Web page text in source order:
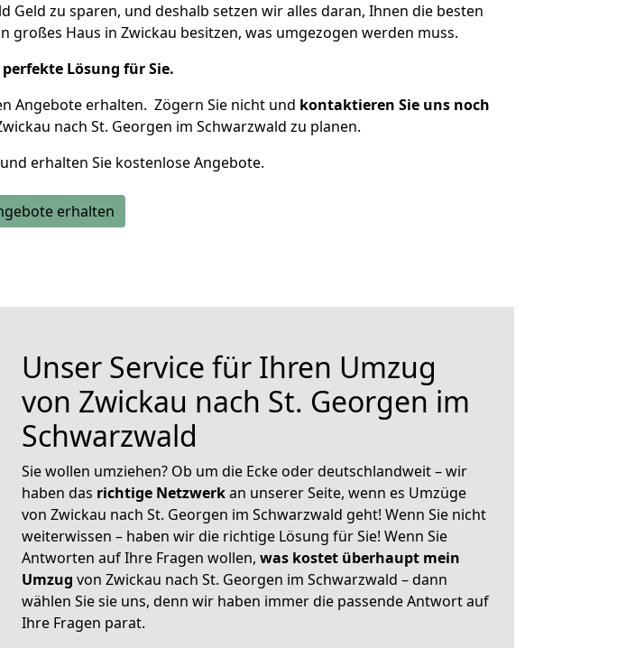
zu sparen, und deshalb setzen wir alles daran, Ihnen die besten
großes Haus in Zwickau besitzen, was umgezogen werden muss.
Lösung für Sie.
Angebote erhalten. Zögern Sie nicht und kontaktieren Sie uns noch
nach St. Georgen im Schwarzwald zu planen.
erhalten Sie kostenlose Angebote.
erhalten
Unser Service für Ihren Umzug
von Zwickau nach St. Georgen im
Schwarzwald
Sie wollen umziehen? Ob um die Ecke oder deutschlandweit – wir
haben das richtige Netzwerkan unserer Seite, wenn es Umzüge
von Zwickau nach St. Georgen im Schwarzwald geht! Wenn Sie nicht
weiterwissen – haben wir die richtige Lösung für Sie! Wenn Sie
Antworten auf Ihre Fragen wollen, was kostet überhaupt mein
Umzug von Zwickau nach St. Georgen im Schwarzwald – dann
wählen Sie sie uns, denn wir haben immer die passende Antwort auf
Ihre Fragen parat.